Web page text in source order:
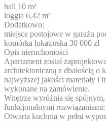
hall 10 m²
loggia 6,42 m²
Dodatkowo:
miejsce postojowe w garażu
komórka lokatorska 30 000 zł
Opis nieruchomości
Apartament został
architektoniczną z dbałością o
najwyższej jakości materiały i
wykonane na zamówienie.
Wnętrze wyróżnia się
funkcjonalnymi rozwiązaniami:
Otwarta kuchnia w pełni